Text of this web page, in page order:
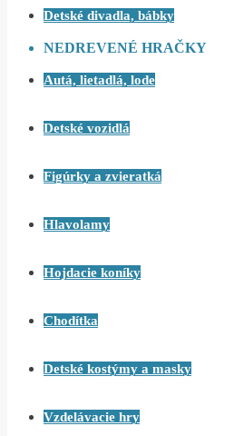
Detské divadla, bábky
NEDREVENÉ HRAČKY
Autá, lietadlá, lode
Detské vozidlá
Figúrky a zvieratká
Hlavolamy
Hojdacie koníky
Chodítka
Detské kostýmy a masky
Vzdelávacie hry